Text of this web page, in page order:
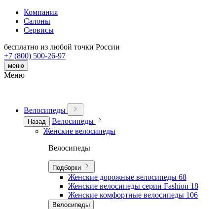
Компания
Салоны
Сервисы
бесплатно из любой точки России
+7 (800) 500-26-97
меню
Меню
Велосипеды
Назад
Велосипеды
Женские велосипеды
Велосипеды
Подборки
Женские дорожные велосипеды 68
Женские велосипеды серии Fashion 18
Женские комфортные велосипеды 106
Велосипеды